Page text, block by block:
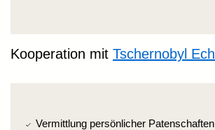
Kooperation mit Tschernobyl
Vermittlung persönlicher Patenschaften